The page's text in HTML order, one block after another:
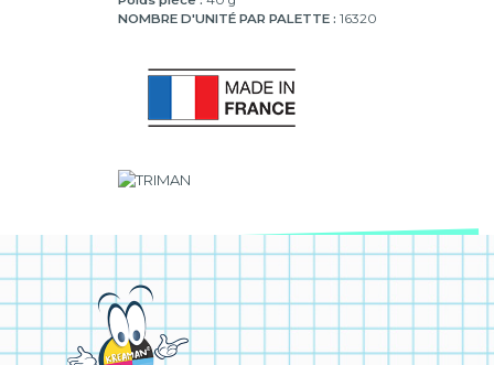
NOMBRE D'UNITÉ PAR PALETTE : 16320